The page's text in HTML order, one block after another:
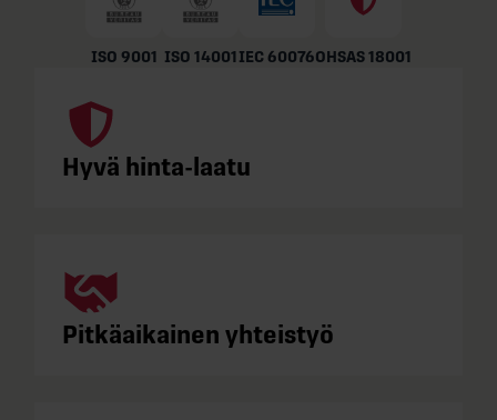
ISO 9001 ISO 14001IEC 60076OHSAS 18001
Hyvä hinta-laatu
Pitkäaikainen yhteistyö